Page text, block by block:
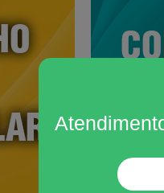
do
Ensino